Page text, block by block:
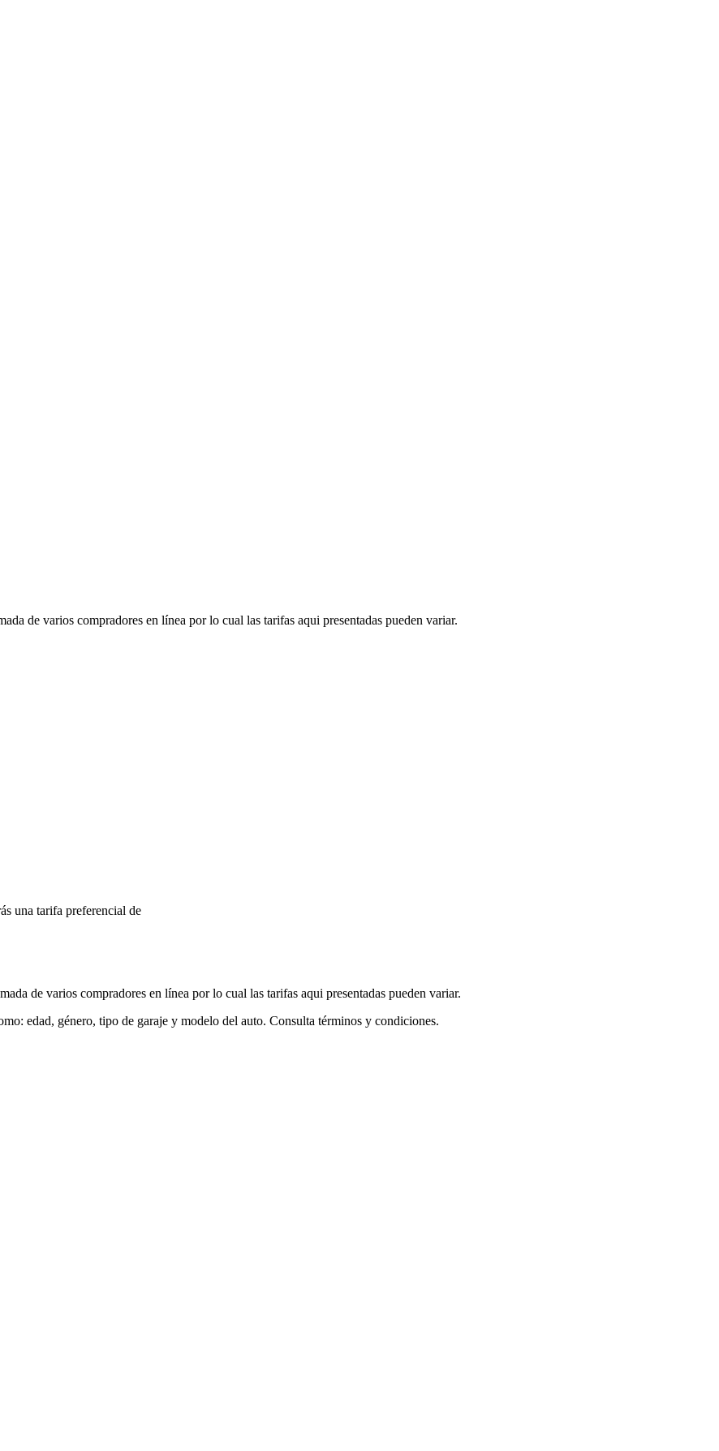
de varios compradores en línea por lo cual las tarifas aqui presentadas pueden variar.
una tarifa preferencial de
de varios compradores en línea por lo cual las tarifas aqui presentadas pueden variar.
edad, género, tipo de garaje y modelo del auto. Consulta términos y condiciones.